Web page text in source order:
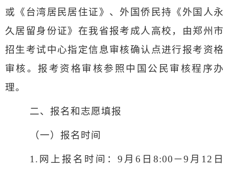
或《台湾居民居住证》、外国侨民持《外国人永
久居留身份证》在我省报考成人高校，由郑州市
招生考试中心指定信息审核确认点进行报考资格
审核。报考资格审核参照中国公民审核程序办
理。
二、报名和志愿填报
（一）报名时间
1. 网上报名时间：9 月6 日8:00－9 月 12 日